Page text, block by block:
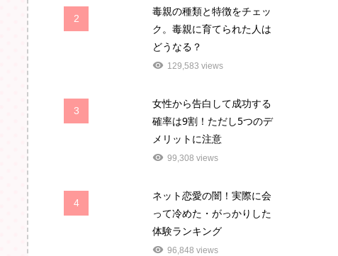
2
毒親の種類と特徴をチェッ
ク。毒親に育てられた人は
どうなる？
129,583 views
3
女性から告白して成功する
確率は9割！ただし5つのデ
メリットに注意
99,308 views
4
ネット恋愛の闇！実際に会
って冷めた・がっかりした
体験ランキング
96,848 views